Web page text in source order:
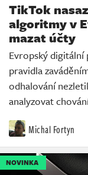
TikTok
algoritmy v
mazat účty
Evropský
pravidla
odhalování
analyzovat
Michal Fortyn
NOVINKA